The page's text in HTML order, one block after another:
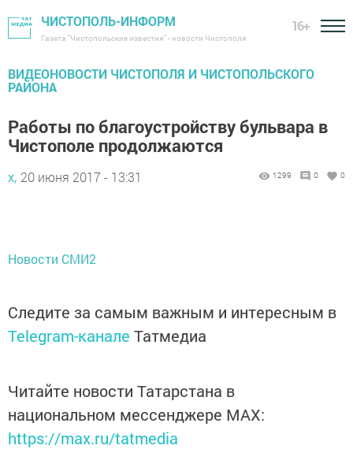
ЧИСТОПОЛЬ-ИНФОРМ
Газета "Чистопольские известия" - новости Чистополя
16+
ВИДЕОНОВОСТИ ЧИСТОПОЛЯ И ЧИСТОПОЛЬСКОГО
РАЙОНА
Работы по благоустройству бульвара в
Чистополе продолжаются
х, 20 июня 2017 - 13:31 1299 0 0
Новости СМИ2
Следите за самым важным и интересным в
Telegram-канале Татмедиа
Читайте новости Татарстана в
национальном мессенджере MАХ:
https://max.ru/tatmedia